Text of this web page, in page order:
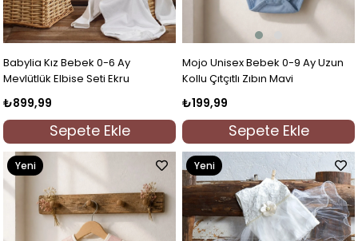
Babylia Kız Bebek 0-6 Ay
Mevlütlük Elbise Seti Ekru
₺899,99
Sepete Ekle
Mojo Unisex Bebek 0-9 Ay Uzun
Kollu Çıtçıtlı Zıbın Mavi
₺199,99
Sepete Ekle
Yeni
Yeni
Ürün